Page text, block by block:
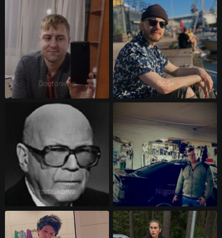
Doctorwho BoS-
torttukorva Nigox